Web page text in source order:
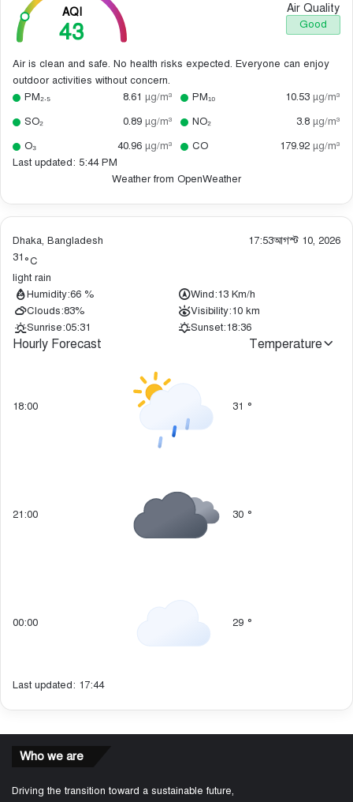
AQI
43
Air Quality
Good
Air is clean and safe. No health risks expected. Everyone can enjoy
outdoor activities without concern.
PM₂.₅
8.61 µg/m³ PM₁₀ 10.53 µg/m³
SO₂
0.89 µg/m³ NO₂ 3.8 µg/m³
O₃
40.96 µg/m³ CO 179.92 µg/m³
Last updated: 5:44 PM
Weather from OpenWeather
Dhaka, Bangladesh 17:53আগস্ট 10, 2026
31 °C
light rain
Humidity:66 % Wind:13 Km/h
Clouds:83% Visibility:10 km
Sunrise:05:31 Sunset:18:36
Hourly Forecast Temperature
18:00 31 °
21:00 30 °
00:00 29 °
Last updated: 17:44
Who we are
Driving the transition toward a sustainable future,